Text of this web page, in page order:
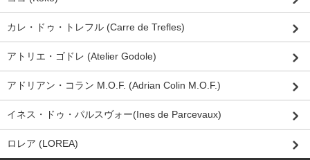
カレ・ドゥ・トレフル (Carre de Trefles)
アトリエ・ゴドレ (Atelier Godole)
アドリアン・コラン M.O.F. (Adrian Colin M.O.F.)
イネス・ドゥ・パルスヴォー(Ines de Parcevaux)
ロレア (LOREA)